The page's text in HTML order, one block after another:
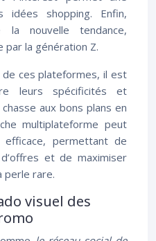
idées shopping. Enfin,
la nouvelle tendance,
la génération Z.
ces plateformes, il est
leurs spécificités et
aux bons plans en
multiplateforme peut
efficace, permettant de
et de maximiser
perle rare.
visuel des